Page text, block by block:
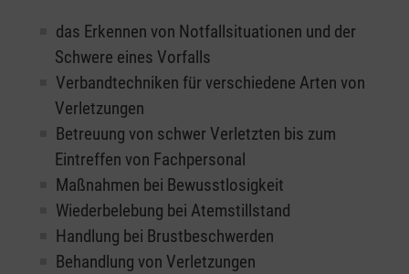
das Erkennen von Notfallsituationen und der
Schwere eines Vorfalls
Verbandtechniken für verschiedene Arten von
Verletzungen
Betreuung von schwer Verletzten bis zum
Eintreffen von Fachpersonal
Maßnahmen bei Bewusstlosigkeit
Wiederbelebung bei Atemstillstand
Handlung bei Brustbeschwerden
Behandlung von Verletzungen